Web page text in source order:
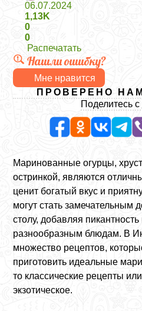
06.07.2024
1,13K
0
0
Распечатать
Нашли ошибку?
Мне нравится
ПРОВЕРЕНО
Поделитесь
Маринованные огурцы,
остринкой, являются
ценит богатый вкус и
могут стать замечательным
столу, добавляя
разнообразным блюдам. В
множество рецептов,
приготовить идеальные
то классические рецепты
экзотическое.